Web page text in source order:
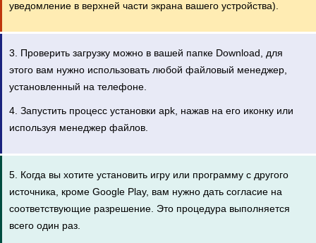
уведомление в верхней части экрана вашего устройства).
3. Проверить загрузку можно в вашей папке Download, для
этого вам нужно использовать любой файловый менеджер,
установленный на телефоне.
4. Запустить процесс установки apk, нажав на его иконку или
используя менеджер файлов.
5. Когда вы хотите установить игру или программу с другого
источника, кроме Google Play, вам нужно дать согласие на
соответствующие разрешение. Это процедура выполняется
всего один раз.